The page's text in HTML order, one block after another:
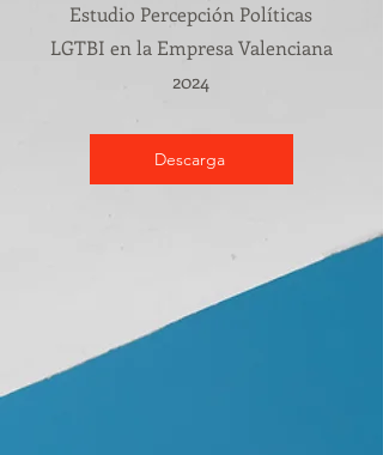
Estudio Percepción Políticas
LGTBI en la Empresa Valenciana
2024
Descarga